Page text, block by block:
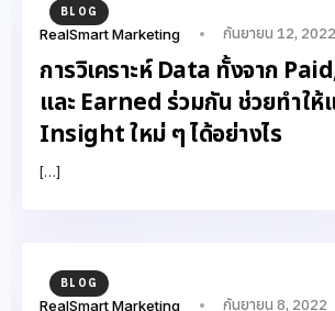
BLOG
RealSmart Marketing กันยายน 12, 2022
การวิเคราะห์ Data ทั้งจาก
และ Earned ร่วมกัน ช่วยทำใ
Insight ใหม่ ๆ ได้อย่างไร
[…]
BLOG
RealSmart Marketing กันยายน 8, 2022